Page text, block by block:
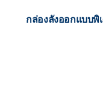
กล่องลังออกแบบ